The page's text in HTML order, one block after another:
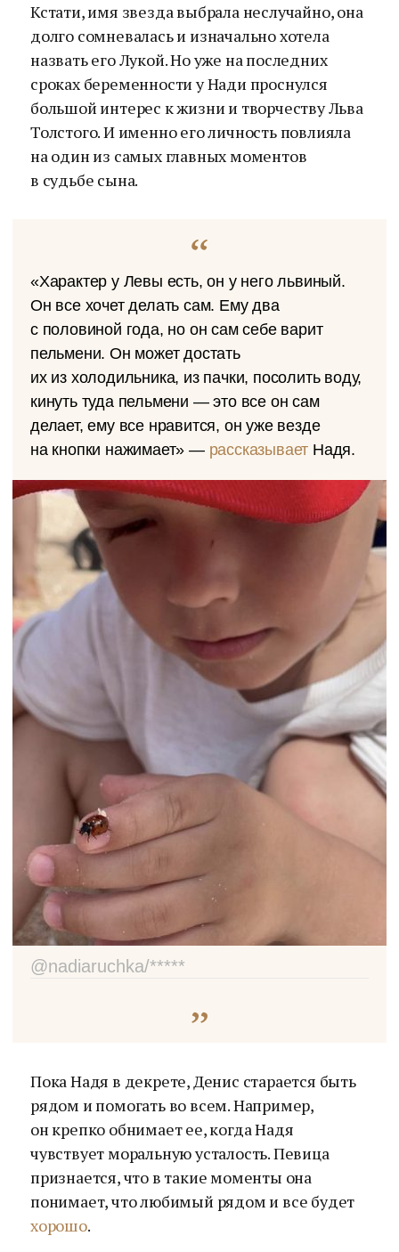
Кстати, имя звезда выбрала неслучайно, она
долго сомневалась и изначально хотела
назвать его Лукой. Но уже на последних
сроках беременности у Нади проснулся
большой интерес к жизни и творчеству Льва
Толстого. И именно его личность повлияла
на один из самых главных моментов
в судьбе сына.
«Характер у Левы есть, он у него львиный.
Он все хочет делать сам. Ему два
с половиной года, но он сам себе варит
пельмени. Он может достать
их из холодильника, из пачки, посолить воду,
кинуть туда пельмени — это все он сам
делает, ему все нравится, он уже везде
на кнопки нажимает» — рассказывает Надя.
@nadiaruchka/*****
Пока Надя в декрете, Денис старается быть
рядом и помогать во всем. Например,
он крепко обнимает ее, когда Надя
чувствует моральную усталость. Певица
признается, что в такие моменты она
понимает, что любимый рядом и все будет
хорошо.